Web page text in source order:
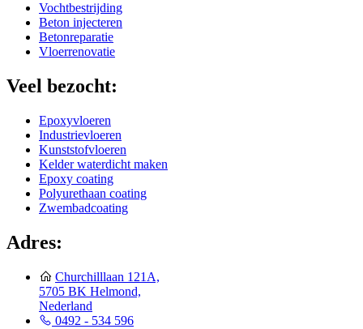
Vochtbestrijding
Beton injecteren
Betonreparatie
Vloerrenovatie
Veel bezocht:
Epoxyvloeren
Industrievloeren
Kunststofvloeren
Kelder waterdicht maken
Epoxy coating
Polyurethaan coating
Zwembadcoating
Adres:
Churchilllaan 121A,
5705 BK Helmond,
Nederland
0492 - 534 596